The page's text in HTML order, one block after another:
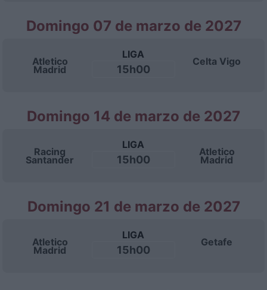
Domingo 07 de marzo de 2027
Atletico
Madrid
LIGA
15h00
Celta Vigo
Domingo 14 de marzo de 2027
Racing
Santander
LIGA
15h00
Atletico
Madrid
Domingo 21 de marzo de 2027
Atletico
Madrid
LIGA
15h00
Getafe